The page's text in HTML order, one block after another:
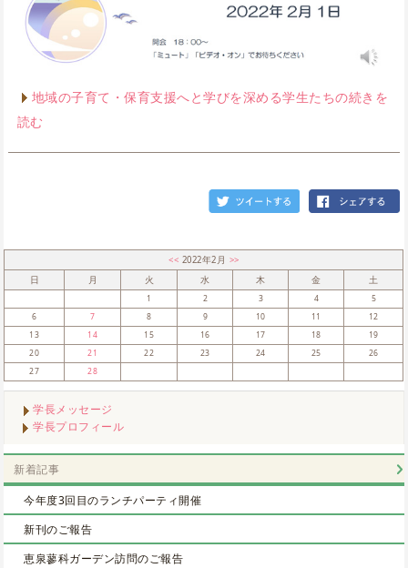
地域の子育て・保育支援へと学びを深める学生たちの続きを
読む
<< 2022年2月 >>
日
月 火 水 木 金 土
1 2 3 4
5
6
7 8 9 10 11
12
13
14 15 16 17 18
19
20
21 22 23 24 25
26
27
28
学長メッセージ
学長プロフィール
新着記事
今年度3回目のランチパーティ開催
新刊のご報告
恵泉蓼科ガーデン訪問のご報告